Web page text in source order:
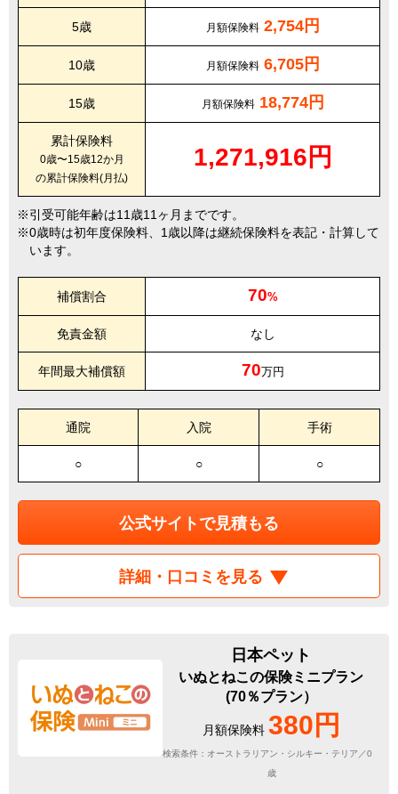
5歳 月額保険料 2,754円
10歳 月額保険料 6,705円
15歳 月額保険料 18,774円
累計保険料
0歳〜15歳12か月
の累計保険料(月払)
1,271,916円
引受可能年齢は11歳11ヶ月までです。
0歳時は初年度保険料、1歳以降は継続保険料を表記・計算して
います。
補償割合 70%
免責金額 なし
年間最大補償額 70万円
通院 入院 手術
○ ○ ○
公式サイトで見積もる
詳細・口コミを見る
日本ペット
いぬとねこの保険ミニプラン
(70％プラン）
月額保険料 380円
検索条件：オーストラリアン・シルキー・テリア／0
歳